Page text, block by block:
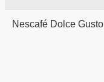
Nescafé Dolce Gusto